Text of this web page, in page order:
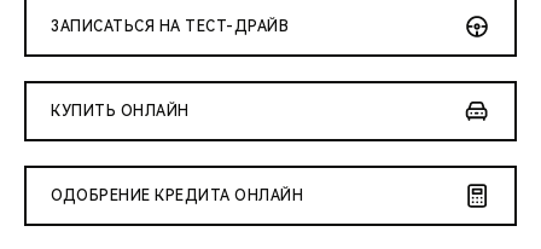
ЗАПИСАТЬСЯ НА ТЕСТ-ДРАЙВ
КУПИТЬ ОНЛАЙН
ОДОБРЕНИЕ КРЕДИТА ОНЛАЙН